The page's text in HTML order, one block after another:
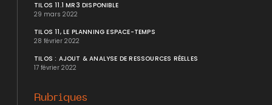
TILOS 11.1 MR3 DISPONIBLE
29 mars 2022
TILOS 11, LE PLANNING ESPACE-TEMPS
28 février 2022
TILOS : AJOUT & ANALYSE DE RESSOURCES RÉELLES
17 février 2022
Rubriques